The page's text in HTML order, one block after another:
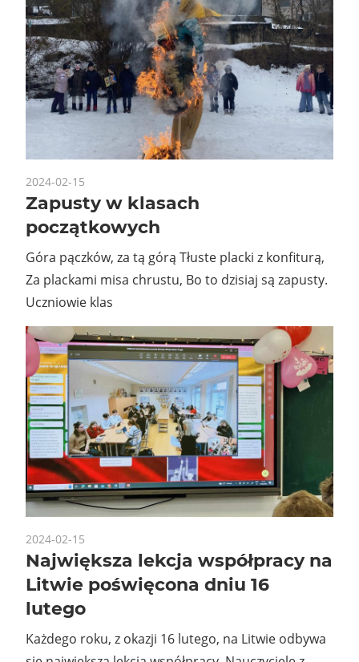
2024-02-15
Zapusty w klasach
początkowych
Góra pączków, za tą górą Tłuste placki z konfiturą,
Za plackami misa chrustu, Bo to dzisiaj są zapusty.
Uczniowie klas
2024-02-15
Największa lekcja współpracy na
Litwie poświęcona dniu 16
lutego
Każdego roku, z okazji 16 lutego, na Litwie odbywa